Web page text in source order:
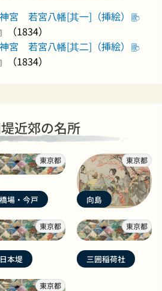
若宮八幡[其一]（挿絵）
（1834）
若宮八幡[其二]（挿絵）
（1834）
近郊の名所
東京都
橋場・今戸
東京都
向島
東京都
日本堤
東京都
三囲稲荷社
東京都